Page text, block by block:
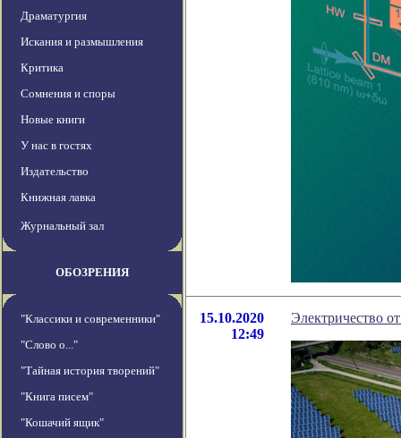
Драматургия
Искания и размышления
Критика
Сомнения и споры
Новые книги
У нас в гостях
Издательство
Книжная лавка
Журнальный зал
ОБОЗРЕНИЯ
"Классики и современники"
"Слово о..."
"Тайная история творений"
"Книга писем"
"Кошачий ящик"
15.10.2020
12:49
Электричество